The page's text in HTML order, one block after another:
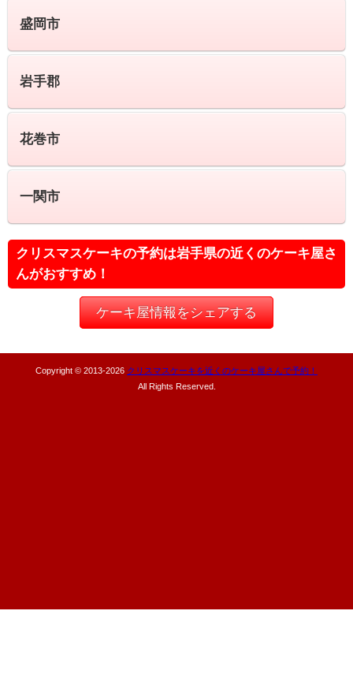
盛岡市
岩手郡
花巻市
一関市
クリスマスケーキの予約は岩手県の近くのケーキ屋さ
んがおすすめ！
ケーキ屋情報をシェアする
Copyright © 2013-2026 クリスマスケーキを近くのケーキ屋さんで予約！
All Rights Reserved.